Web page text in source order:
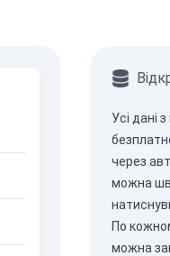
Усі дані
через
можна
По
можна